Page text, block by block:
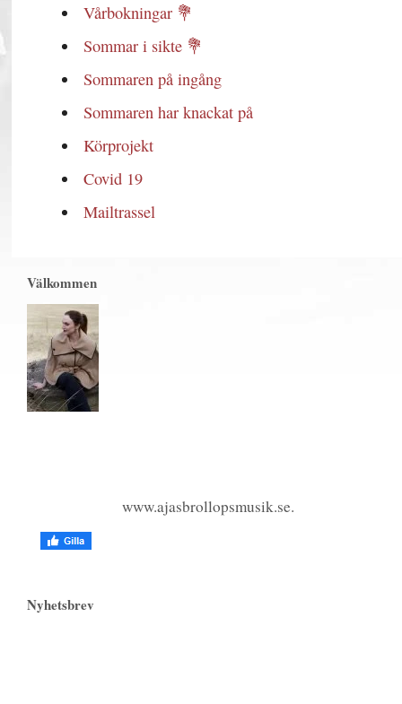
Vårbokningar 💐
Sommar i sikte 💐
Sommaren på ingång
Sommaren har knackat på
Körprojekt
Covid 19
Mailtrassel
Välkommen
www.ajasbrollopsmusik.se.
Nyhetsbrev